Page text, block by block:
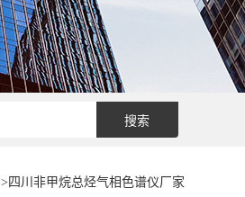
>四川非甲烷总烃气相色谱仪厂家